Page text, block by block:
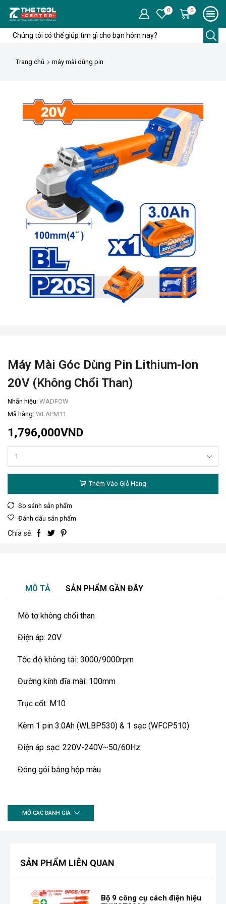
0 0
Trang chủ máy mài dùng pin
Máy Mài Góc Dùng Pin Lithium-Ion
20V (không Chổi Than)
Nhãn hiệu: WADFOW
Mã hàng: WLAPM11
1,796,000VND
Thêm Vào Giỏ Hàng
So sánh sản phẩm
Đánh dấu sản phẩm
Chia sẻ:
MÔ TẢ SẢN PHẨM GẦN ĐÂY
Mô tơ không chổi than
Điện áp: 20V
Tốc độ không tải: 3000/9000rpm
Đường kính đĩa mài: 100mm
Trục cốt: M10
Kèm 1 pin 3.0Ah (WLBP530) & 1 sạc (WFCP510)
Điện áp sạc: 220V-240V~50/60Hz
Đóng gói bằng hộp màu
MỞ CÁC ĐÁNH GIÁ
SẢN PHẨM LIÊN QUAN
Bộ 9 công cụ cách điện hiệu